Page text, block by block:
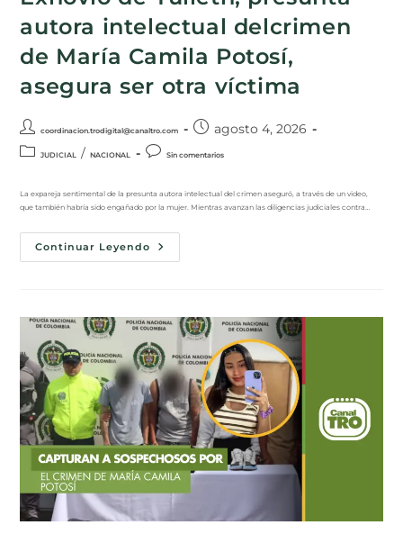
autora intelectual delcrimen
de María Camila Potosí,
asegura ser otra víctima
coordinacion.trodigital@canaltro.com agosto 4, 2026
JUDICIAL / NACIONAL Sin comentarios
La expareja sentimental de la presunta autora intelectual del crimen aseguró, a través de un video,
que también habría sido engañado por la mujer. Mientras avanzan las diligencias judiciales contra…
Continuar Leyendo